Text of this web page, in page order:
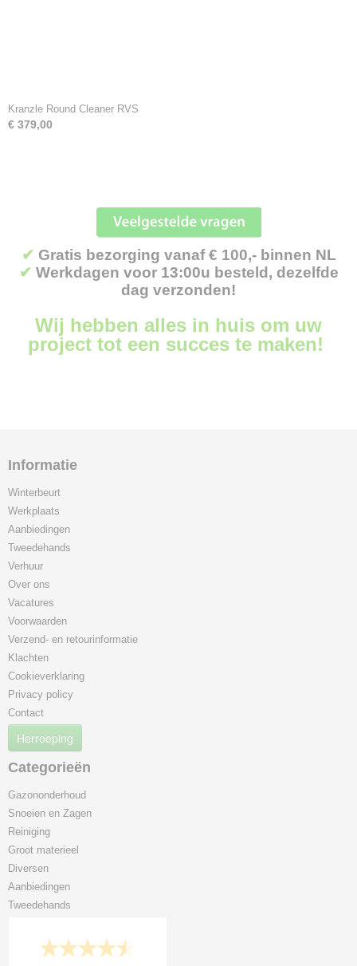
Kranzle Round Cleaner RVS
€ 379,00
✔ Gratis bezorging vanaf € 100,- binnen NL
✔ Werkdagen voor 13:00u besteld, dezelfde
dag verzonden!
Wij hebben alles in huis om uw
project tot een succes te maken!
Informatie
Winterbeurt
Werkplaats
Aanbiedingen
Tweedehands
Verhuur
Over ons
Vacatures
Voorwaarden
Verzend- en retourinformatie
Klachten
Cookieverklaring
Privacy policy
Contact
Herroeping
Categorieën
Gazononderhoud
Snoeien en Zagen
Reiniging
Groot materieel
Diversen
Aanbiedingen
Tweedehands